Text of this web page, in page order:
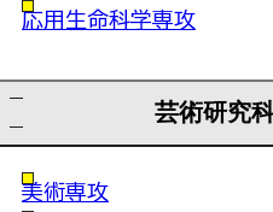
応用生命科学専攻
芸術研究
美術専攻